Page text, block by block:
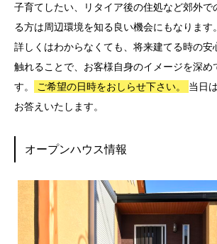
子育てしたい、リタイア後の住処など郊外で
る方は周辺環境を知る良い機会にもなります。
詳しくはわからなくても、将来建てる時の安
触れることで、お客様自身のイメージを深め
す。
ご希望の日時をおしらせ下さい。 当日
お答えいたします。
オープンハウス情報